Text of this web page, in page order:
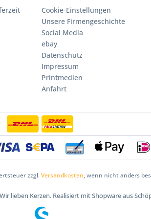
Cookie-Einstellungen
Unsere Firmengeschichte
Social Media
ebay
Datenschutz
Impressum
Printmedien
Anfahrt
zzgl.Versandkosten, wenn nicht anders
lieben Kerzen. Realisiert mit Shopware aus